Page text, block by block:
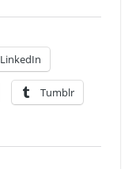
LinkedIn
Tumblr